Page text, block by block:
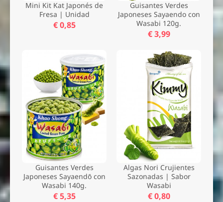
Mini Kit Kat Japonés de
Fresa | Unidad
€ 0,85
Guisantes Verdes
Japoneses Sayaendo con
Wasabi 120g.
€ 3,99
Guisantes Verdes
Japoneses Sayaendō con
Wasabi 140g.
€ 5,35
Algas Nori Crujientes
Sazonadas | Sabor
Wasabi
€ 0,80